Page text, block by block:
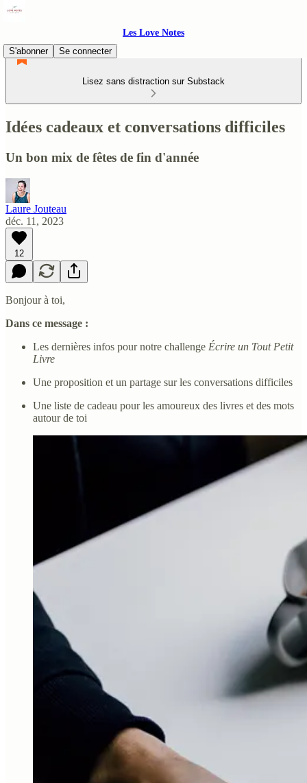
Les Love Notes
S'abonner
Se connecter
Lisez sans distraction sur Substack
Idées cadeaux et conversations difficiles
Un bon mix de fêtes de fin d'année
Laure Jouteau
déc. 11, 2023
12
Bonjour à toi,
Dans ce message :
Les dernières infos pour notre challenge Écrire un Tout Petit
Livre
Une proposition et un partage sur les conversations difficiles
Une liste de cadeau pour les amoureux des livres et des mots
autour de toi